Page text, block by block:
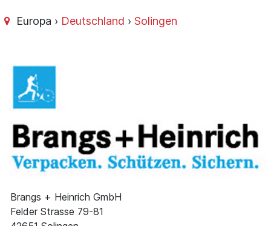
Europa › Deutschland ›Solingen
Brangs + Heinrich GmbH
Felder Strasse 79-81